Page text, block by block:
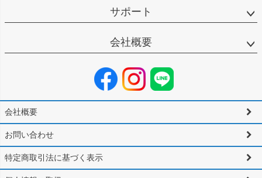
サポート
会社概要
会社概要
お問い合わせ
特定商取引法に基づく表示